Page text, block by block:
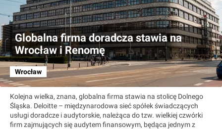
Globalna firma doradcza stawia na
Wrocław i Renomę
Wrocław
Kolejna wielka, znana, globalna firma stawia na stolicę Dolnego
Śląska. Deloitte – międzynarodowa sieć spółek świadczących
usługi doradcze i audytorskie, należąca do tzw. wielkiej czwórki
firm zajmujących się audytem finansowym, będąca jednym z